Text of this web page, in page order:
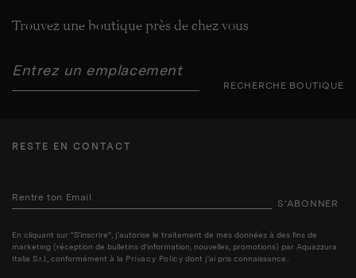
Trouvez une boutique près de chez vous
RECHERCHE BOUTIQUE
RESTE EN CONTACT
S’ABONNER
En cliquant sur "S'inscrire", j'autorise le traitement de mes données à des fins de
marketing (réception de bulletins d'information, nouvelles, promotions) par Aquazzura
Italia S.r.l., conformément à la Privacy Policy dont j'ai pris connaissance..